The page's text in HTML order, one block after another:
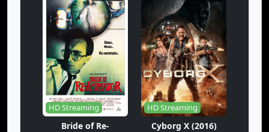
HD Streaming
Bride of Re-
HD Streaming
Cyborg X (2016)